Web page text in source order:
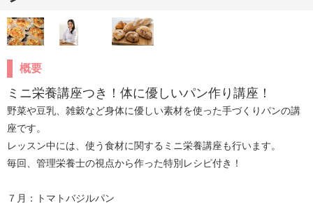
概要
ミニ栄養講座つき！体に優しいパン作り講座！
野菜や豆乳、雑穀など身体に優しい素材を使った手づくりパンの講
座です。
レッスン中には、使う食材に関するミニ栄養講座も行います。
毎回、管理栄養士の視点から作った特別レシピ付き！
７月：トマトバジルパン